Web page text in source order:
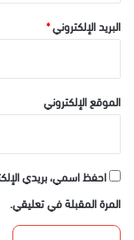
البريد الإلكتروني*
الموقع الإلكتروني
احفظ اسمي، بريدي
المرة المقبلة في تعليقي.